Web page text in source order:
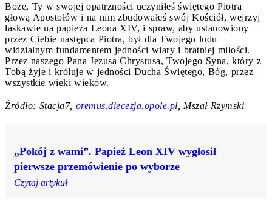
Boże, Ty w swojej opatrzności uczyniłeś świętego Piotra
głową Apostołów i na nim zbudowałeś swój Kościół, wejrzyj
łaskawie na papieża Leona XIV, i spraw, aby ustanowiony
przez Ciebie następca Piotra, był dla Twojego ludu
widzialnym fundamentem jedności wiary i bratniej miłości.
Przez naszego Pana Jezusa Chrystusa, Twojego Syna, który z
Tobą żyje i króluje w jedności Ducha Świętego, Bóg, przez
wszystkie wieki wieków.
Źródło: Stacja7, oremus.diecezja.opole.pl , Mszał Rzymski
„Pokój z wami”. Papież Leon XIV wygłosił
pierwsze przemówienie po wyborze
Czytaj artykuł